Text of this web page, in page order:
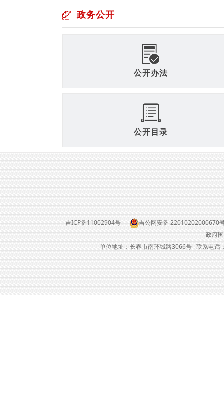
政务公开
公开办法
公开目录
吉ICP备11002904号
吉公网安备 22010202000670
政府
单位地址：长春市南环城路3066号 联系电